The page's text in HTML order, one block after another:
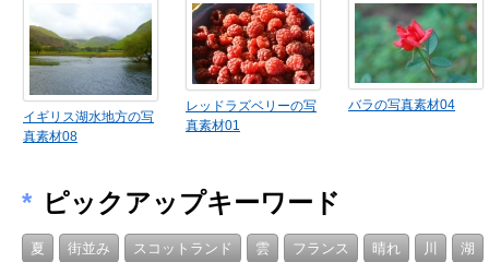
イギリス湖水地方の写
真素材08
レッドラズベリーの写
真素材01
バラの写真素材04
* ピックアップキーワード
夏 街並み スコットランド 雲 フランス 晴れ 川 湖